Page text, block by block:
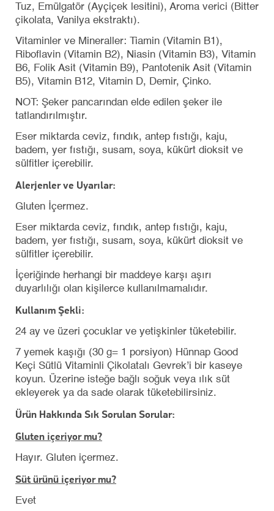
Tuz, Emülgatör (Ayçiçek lesitini), Aroma verici (Bitter
çikolata, Vanilya ekstraktı).
Vitaminler ve Mineraller: Tiamin (Vitamin B1),
Riboflavin (Vitamin B2), Niasin (Vitamin B3), Vitamin
B6, Folik Asit (Vitamin B9), Pantotenik Asit (Vitamin
B5), Vitamin B12, Vitamin D, Demir, Çinko.
NOT: Şeker pancarından elde edilen şeker ile
tatlandırılmıştır.
Eser miktarda ceviz, fındık, antep fıstığı, kaju,
badem, yer fıstığı, susam, soya, kükürt dioksit ve
sülfitler içerebilir.
Alerjenler ve Uyarılar:
Gluten İçermez.
Eser miktarda ceviz, fındık, antep fıstığı, kaju,
badem, yer fıstığı, susam, soya, kükürt dioksit ve
sülfitler içerebilir.
İçeriğinde herhangi bir maddeye karşı aşırı
duyarlılığı olan kişilerce kullanılmamalıdır.
Kullanım Şekli:
24 ay ve üzeri çocuklar ve yetişkinler tüketebilir.
7 yemek kaşığı (30 g= 1 porsiyon) Hünnap Good
Keçi Sütlü Vitaminli Çikolatalı Gevrek’i bir kaseye
koyun. Üzerine isteğe bağlı soğuk veya ılık süt
ekleyerek ya da sade olarak tüketebilirsiniz.
Ürün Hakkında Sık Sorulan Sorular:
Gluten içeriyor mu?
Hayır. Gluten içermez.
Süt ürünü içeriyor mu?
Evet